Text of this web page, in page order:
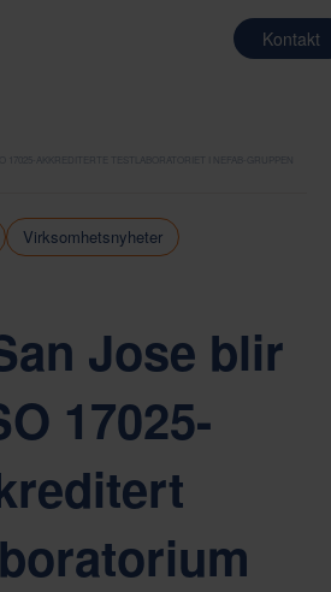
Kontakt
17025-AKKREDITERTE TESTLABORATORIET I NEFAB-GRUPPEN
Virksomhetsnyheter
Jose blir
17025-